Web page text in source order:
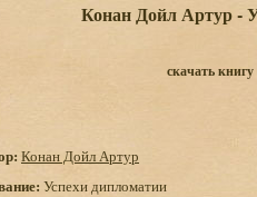
Конан Дойл Артур -
скачать
Конан Дойл Артур
Успехи дипломатии